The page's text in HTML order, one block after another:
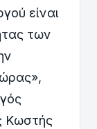
είναι
των
Κωστής